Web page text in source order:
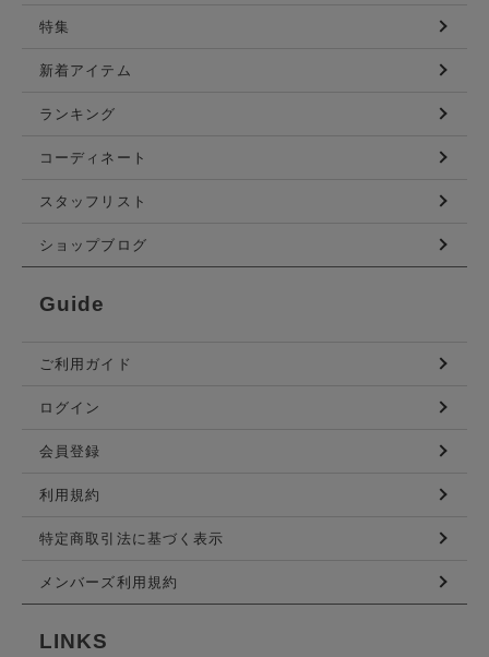
特集
新着アイテム
ランキング
コーディネート
スタッフリスト
ショップブログ
Guide
ご利用ガイド
ログイン
会員登録
利用規約
特定商取引法に基づく表示
メンバーズ利用規約
LINKS